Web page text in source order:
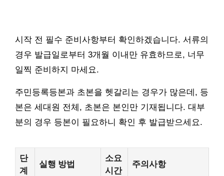
시작 전 필수 준비사항부터 확인하겠습니다. 서류의
경우 발급일로부터 3개월 이내만 유효하므로, 너무
일찍 준비하지 마세요.
주민등록등본과 초본을 헷갈리는 경우가 많은데, 등
본은 세대원 전체, 초본은 본인만 기재됩니다. 대부
분의 경우 등본이 필요하니 확인 후 발급받으세요.
단
계
실행 방법
소요
시간
주의사항